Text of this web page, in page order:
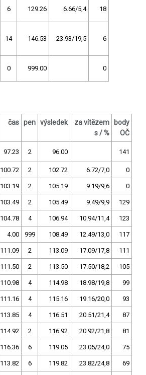
6 129.26 6.66/5,4 18
14 146.53 23.93/19,5 6
0 999.00 0
čas pen výsledek
za vítězem
s / %
body
OČ
97.23 2 96.00 141
100.72 2 102.72 6.72/7,0 0
103.19 2 105.19 9.19/9,6 0
103.49 2 105.49 9.49/9,9 129
104.78 4 106.94 10.94/11,4 123
4.00 999 108.49 12.49/13,0 117
111.09 2 113.09 17.09/17,8 111
111.50 2 113.50 17.50/18,2 105
110.98 4 114.98 18.98/19,8 99
111.16 4 115.16 19.16/20,0 93
113.85 4 116.51 20.51/21,4 87
114.92 2 116.92 20.92/21,8 81
116.36 6 119.05 23.05/24,0 75
113.82 6 119.82 23.82/24,8 69